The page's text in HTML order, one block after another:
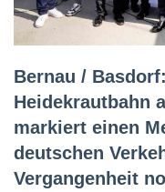
Bernau /
Heidekrautbahn
markiert einen
deutschen
Vergangenheit